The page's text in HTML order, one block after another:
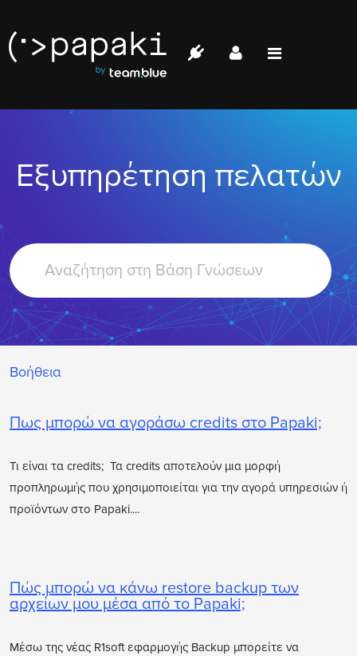
Σύνδεση
Εξυπηρέτηση πελατών
Search
For
Βοήθεια
Πως μπορώ να αγοράσω credits στο Papaki;
Τι είναι τα credits; Τα credits αποτελούν μια μορφή
προπληρωμής που χρησιμοποιείται για την αγορά υπηρεσιών ή
προϊόντων στο Papaki....
Πώς μπορώ να κάνω restore backup των
αρχείων μου μέσα από το Papaki;
Μέσω της νέας R1soft εφαρμογής Backup μπορείτε να